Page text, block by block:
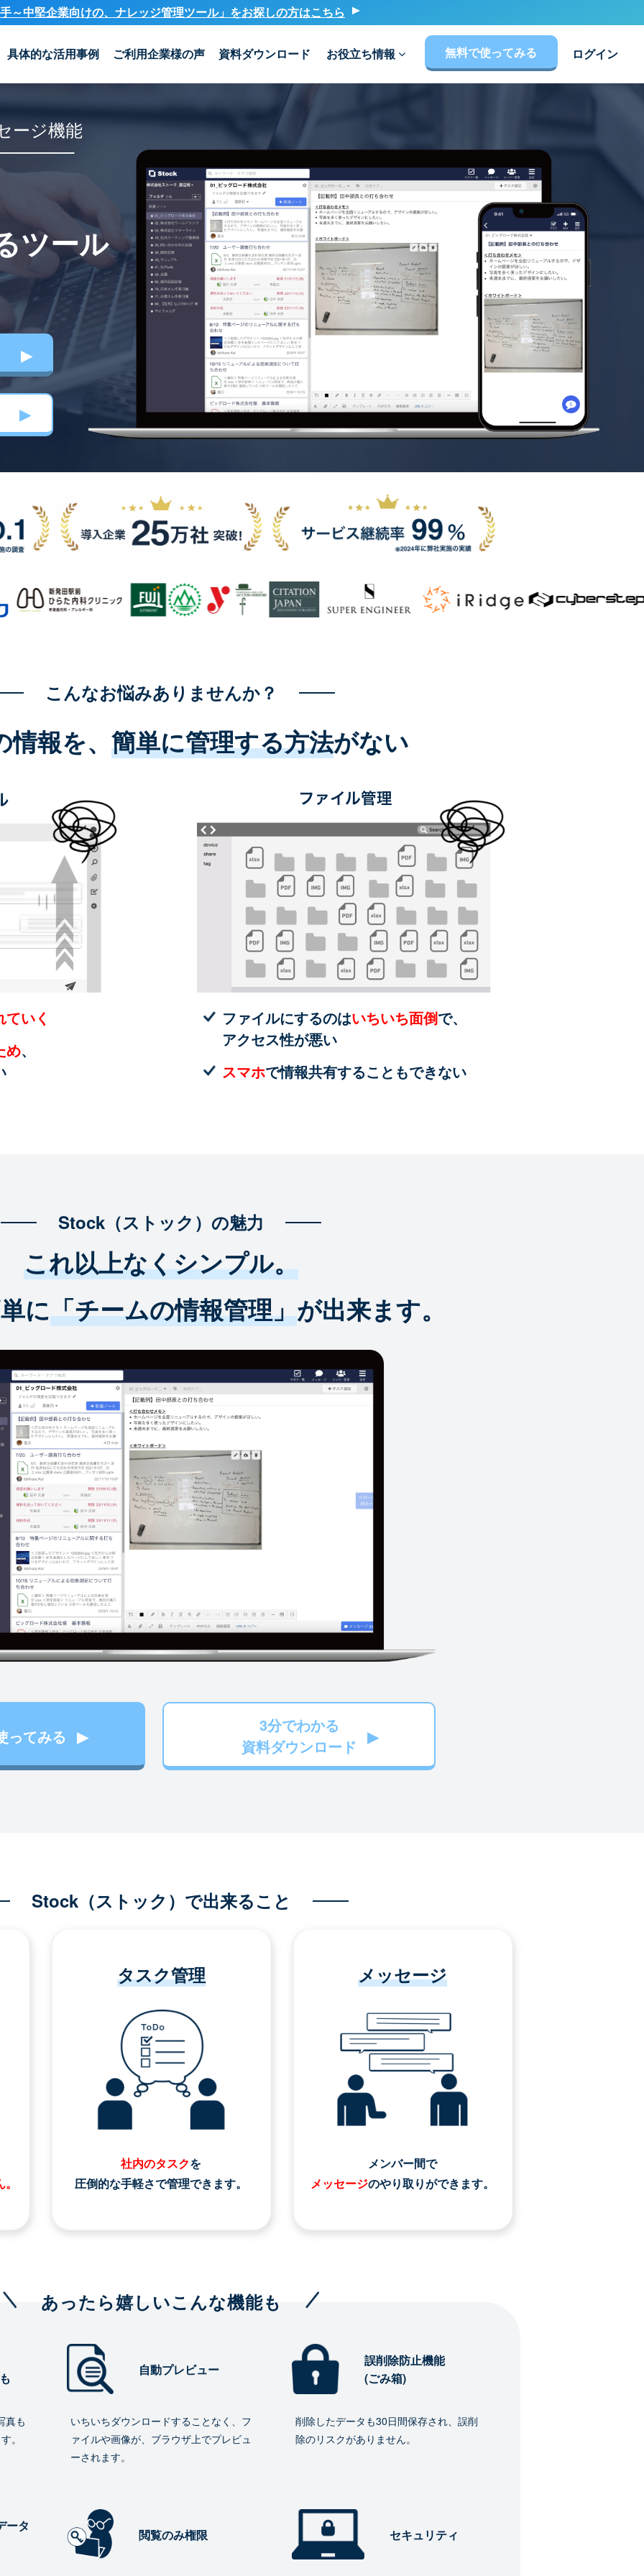
～中堅企業向けの、ナレッジ管理ツール」をお探しの方はこちら
具体的な活用事例 ご利用企業様の声 資料ダウンロード お役立ち情報 無料で使ってみる ログイン
ージ機能
ツール
こんなお悩みありませんか？
報を、 簡単に管理する方法がない
いく
め、
ファイルにするのはいちいち面倒で、
アクセス性が悪い
スマホで情報共有することもできない
Stock（ストック）の魅力
これ以上なくシンプル。
に「チームの情報管理」が出来ます。
ってみる
3分でわかる
資料ダウンロード
Stock（ストック）で出来ること
タスク管理
社内のタスクを
圧倒的な手軽さで管理できます。
メッセージ
メンバー間で
メッセージのやり取りができます。
あったら嬉しいこんな機能も
真も
。
自動プレビュー
いちいちダウンロードすることなく、フ
ァイルや画像が、ブラウザ上でプレビュ
ーされます。
誤削除防止機能
(ごみ箱)
削除したデータも30日間保存され、誤削
除のリスクがありません。
ータ
閲覧のみ権限 セキュリティ